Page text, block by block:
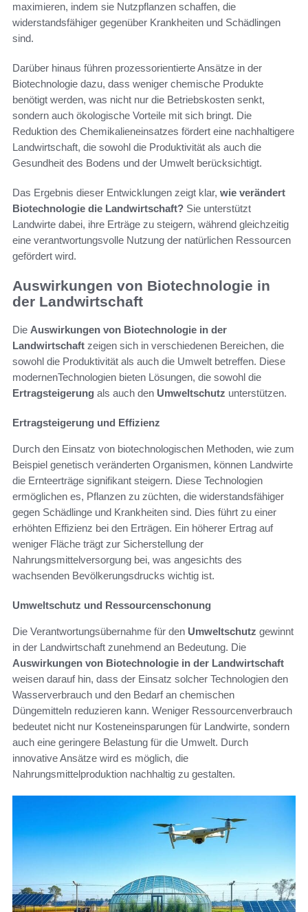
maximieren, indem sie Nutzpflanzen schaffen, die
widerstandsfähiger gegenüber Krankheiten und Schädlingen
sind.
Darüber hinaus führen prozessorientierte Ansätze in der
Biotechnologie dazu, dass weniger chemische Produkte
benötigt werden, was nicht nur die Betriebskosten senkt,
sondern auch ökologische Vorteile mit sich bringt. Die
Reduktion des Chemikalieneinsatzes fördert eine nachhaltigere
Landwirtschaft, die sowohl die Produktivität als auch die
Gesundheit des Bodens und der Umwelt berücksichtigt.
Das Ergebnis dieser Entwicklungen zeigt klar, wie verändert
Biotechnologie die Landwirtschaft? Sie unterstützt
Landwirte dabei, ihre Erträge zu steigern, während gleichzeitig
eine verantwortungsvolle Nutzung der natürlichen Ressourcen
gefördert wird.
Auswirkungen von Biotechnologie in
der Landwirtschaft
Die Auswirkungen von Biotechnologie in der
Landwirtschaft zeigen sich in verschiedenen Bereichen, die
sowohl die Produktivität als auch die Umwelt betreffen. Diese
modernenTechnologien bieten Lösungen, die sowohl die
Ertragsteigerung als auch den Umweltschutz unterstützen.
Ertragsteigerung und Effizienz
Durch den Einsatz von biotechnologischen Methoden, wie zum
Beispiel genetisch veränderten Organismen, können Landwirte
die Ernteerträge signifikant steigern. Diese Technologien
ermöglichen es, Pflanzen zu züchten, die widerstandsfähiger
gegen Schädlinge und Krankheiten sind. Dies führt zu einer
erhöhten Effizienz bei den Erträgen. Ein höherer Ertrag auf
weniger Fläche trägt zur Sicherstellung der
Nahrungsmittelversorgung bei, was angesichts des
wachsenden Bevölkerungsdrucks wichtig ist.
Umweltschutz und Ressourcenschonung
Die Verantwortungsübernahme für den Umweltschutz gewinnt
in der Landwirtschaft zunehmend an Bedeutung. Die
Auswirkungen von Biotechnologie in der Landwirtschaft
weisen darauf hin, dass der Einsatz solcher Technologien den
Wasserverbrauch und den Bedarf an chemischen
Düngemitteln reduzieren kann. Weniger Ressourcenverbrauch
bedeutet nicht nur Kosteneinsparungen für Landwirte, sondern
auch eine geringere Belastung für die Umwelt. Durch
innovative Ansätze wird es möglich, die
Nahrungsmittelproduktion nachhaltig zu gestalten.